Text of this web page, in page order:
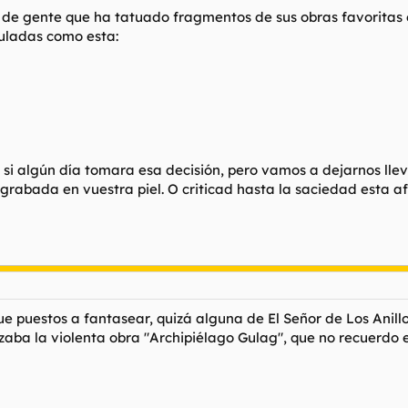
gente que ha tatuado fragmentos de sus obras
como esta:
algún día tomara esa decisión, pero vamos a dejarnos
en vuestra piel. O criticad hasta la saciedad esta
puestos a fantasear, quizá alguna de El Señor de Los
la violenta obra "Archipiélago Gulag", que no recuerdo